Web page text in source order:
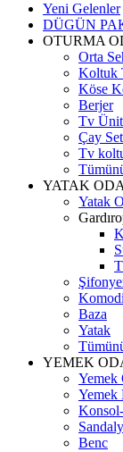
Yeni Gelenler
DÜGÜN
OTURMA
Orta
Koltuk
Köse
Berjer
Tv
Çay
Tv
YATAK
Yatak
Baza
Yatak
YEMEK
Yemek
Yemek
Konsol-
Benc